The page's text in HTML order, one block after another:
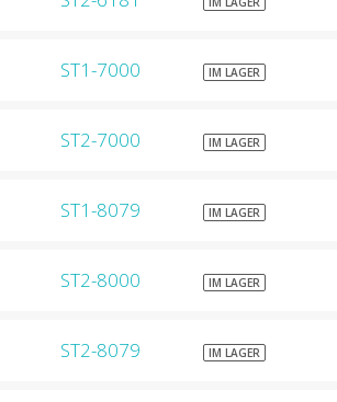
ST1-7000 IM LAGER
ST2-7000 IM LAGER
ST1-8079 IM LAGER
ST2-8000 IM LAGER
ST2-8079 IM LAGER